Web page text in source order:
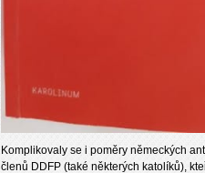
Komplikovaly se i poměry německých
členů DDFP (také některých katolíků),